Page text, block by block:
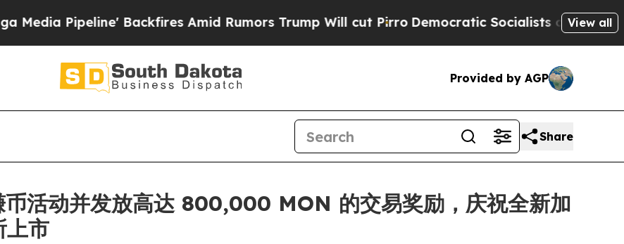
Backfires Amid Rumors Trump Will cut Pirro Democratic Socialists of America View all
Provided by AGP
Share
活动并发放高达 800,000 MON 的交易奖励，庆祝全新加
上市